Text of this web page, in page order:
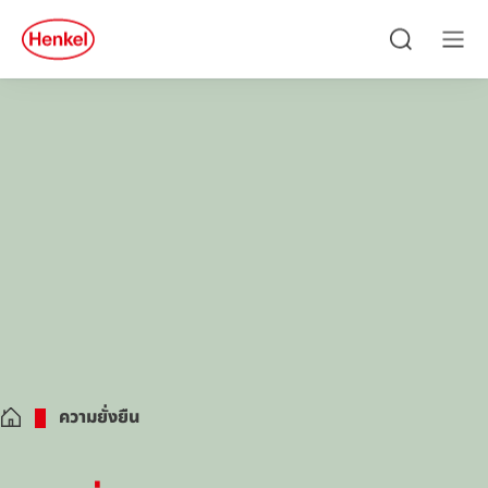
Skip to main content
Skip to footer
ค้นหา เมนู
quick
search
ความยั่งยืน